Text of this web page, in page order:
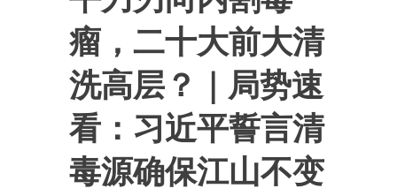
瘤，二十大前大清
洗高层？｜局势速
看：习近平誓言清
毒源确保江山不变